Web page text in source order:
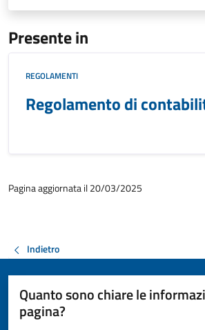
Presente in
REGOLAMENTI
Regolamento di
Pagina aggiornata il 20/03/2025
Indietro
Quanto sono chiare le
pagina?